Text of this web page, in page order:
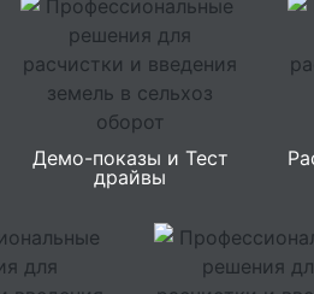
Демо-показы и Тест
драйвы